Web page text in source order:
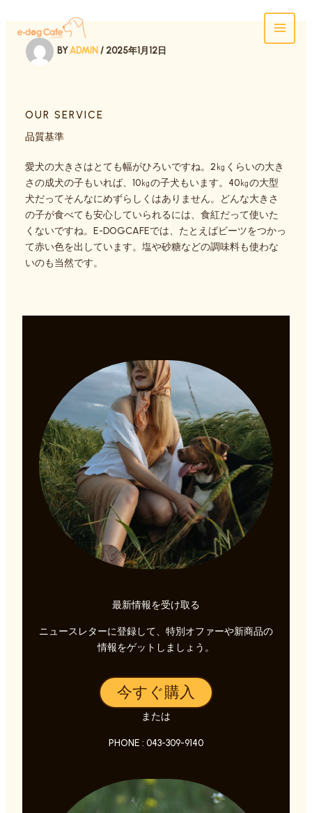
BYADMIN / 2025年1月12日
OUR SERVICE
品質基準
愛犬の大きさはとても幅がひろいですね。2㎏くらいの大き
さの成犬の子もいれば、10㎏の子犬もいます。40㎏の大型
犬だってそんなにめずらしくはありません。どんな大きさ
の子が食べても安心していられるには、食紅だって使いた
くないですね。E-DOGCAFEでは、たとえばビーツをつかっ
て赤い色を出しています。塩や砂糖などの調味料も使わな
いのも当然です。
最新情報を受け取る
ニュースレターに登録して、特別オファーや新商品の
情報をゲットしましょう。
今すぐ購入
または
PHONE : 043-309-9140